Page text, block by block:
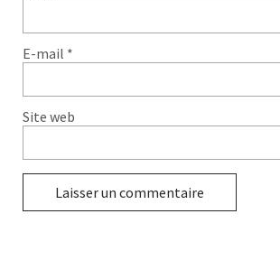
E-mail *
Site web